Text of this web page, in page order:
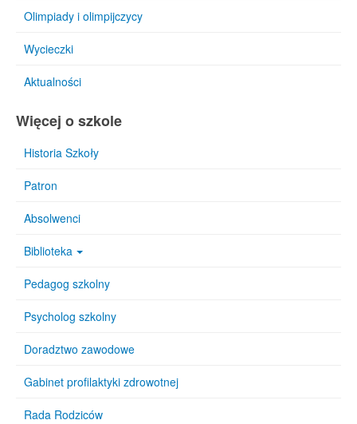
Olimpiady i olimpijczycy
Wycieczki
Aktualności
Więcej o szkole
Historia Szkoły
Patron
Absolwenci
Biblioteka
Pedagog szkolny
Psycholog szkolny
Doradztwo zawodowe
Gabinet profilaktyki zdrowotnej
Rada Rodziców